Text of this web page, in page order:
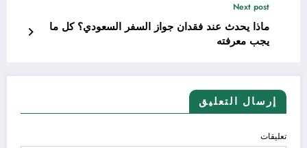
Next post
ماذا يحدث عند فقدان جواز السفر السعودي؟ كل ما
يجب معرفته
إرسال التعليق
تعليقات